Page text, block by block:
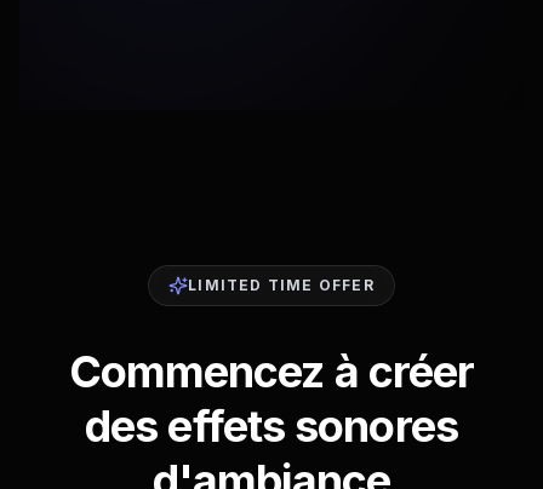
LIMITED TIME OFFER
Commencez à créer
des effets sonores